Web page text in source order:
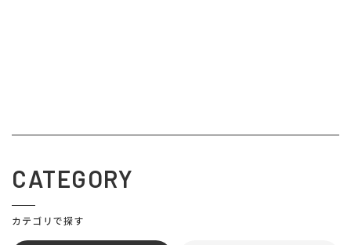
CATEGORY
カテゴリで探す